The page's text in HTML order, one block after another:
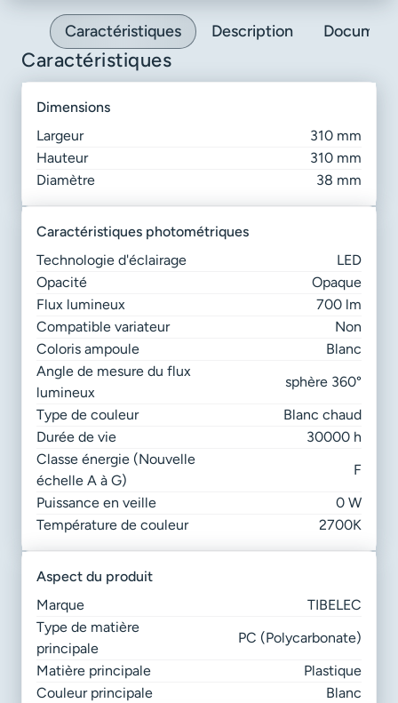
Caractéristiques Description
Caractéristiques
dimensions
Largeur
310 mm
Hauteur
310 mm
Diamètre
38 mm
caractéristiques photométriques
Technologie d'éclairage
LED
Opacité
Opaque
Flux lumineux
700 lm
Compatible variateur
Non
Coloris ampoule
Blanc
Angle de mesure du flux
lumineux
sphère 360°
Type de couleur
Blanc chaud
Durée de vie
30000 h
Classe énergie (Nouvelle
échelle A à G)
F
Puissance en veille
0 W
Température de couleur
2700K
aspect du produit
Marque
TIBELEC
Type de matière
principale
PC (Polycarbonate)
Matière principale
Plastique
Couleur principale
Blanc